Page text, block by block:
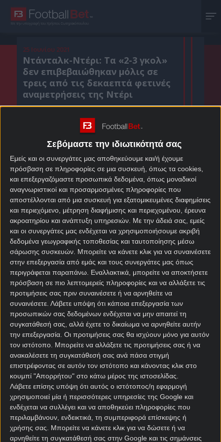
Σεβόμαστε την ιδιωτικότητά σας
Εμείς και οι συνεργάτες μας αποθηκεύουμε και/ή έχουμε
πρόσβαση σε πληροφορίες σε μια συσκευή, όπως τα cookies,
και επεξεργαζόμαστε προσωπικά δεδομένα, όπως μοναδικοί
αναγνωριστικοί και προσαρμοσμένες πληροφορίες που
αποστέλλονται από μια συσκευή για εξατομικευμένες διαφημίσεις
και περιεχόμενο, μέτρηση διαφήμισης και περιεχομένου, έρευνα
ακροατηρίου και ανάπτυξη υπηρεσιών. Με την άδειά σας, εμείς
και οι συνεργάτες μας ενδέχεται να χρησιμοποιήσουμε ακριβή
δεδομένα γεωγραφικής τοποθεσίας και ταυτοποίησης μέσω
σάρωσης συσκευών. Μπορείτε να κάνετε κλικ για να συναινέσετε
στην επεξεργασία από εμάς και τους συνεργάτες μας όπως
περιγράφεται παραπάνω. Εναλλακτικά, μπορείτε να αποκτήσετε
πρόσβαση σε πιο λεπτομερείς πληροφορίες και να αλλάξετε τις
προτιμήσεις σας πριν συναινέσετε ή να αρνηθείτε να
συναινέσετε. Λάβετε υπόψη ότι κάποια επεξεργασία των
προσωπικών σας δεδομένων ενδέχεται να μην απαιτεί τη
συγκατάθεσή σας, αλλά έχετε το δικαίωμα να αρνηθείτε αυτήν
την επεξεργασία. Οι προτιμήσεις σας θα ισχύουν μόνο για αυτόν
τον ιστότοπο. Μπορείτε να αλλάξετε τις προτιμήσεις σας ή να
ανακαλέσετε τη συγκατάθεσή σας ανά πάσα στιγμή
επιστρέφοντας σε αυτόν τον ιστότοπο και κάνοντας κλικ στο
κουμπί "Απορρήτου" στο κάτω μέρος της ιστοσελίδας.
Λάβετε επίσης υπόψη ότι αυτός ο ιστότοπος/η εφαρμογή
χρησιμοποιεί μία ή περισσότερες υπηρεσίες της Google και
ενδέχεται να συλλέγει και να αποθηκεύει πληροφορίες που
περιλαμβάνουν, ενδεικτικά, τη συμπεριφορά επίσκεψης ή
χρήσης σας. Μπορείτε να κάνετε κλικ για να δώσετε ή να
αρνηθείτε τη συγκατάθεσή σας στην Google και τις σημάνσεις
Με την υπογραφή του Χρήστου Σωτηρακόπουλου
25 Ιουνίου 2021
Ντάνταλκ-Ντέρι: Τα «2-3 γκολ»
δεν επιβεβαιώθηκαν μόλις σε
τρεις από τις δεκαεπτά φετινές
αναμετρήσεις της Ντέρι
Κοιν. :
Πρόσθεσε το Footballbet.gr στην Google
ΣΤΟΙΧΗΜΑΤΙΚΕΣ ΠΡΟΣΦΟΡΕΣ *
Αρχική Σελίδα
Χρήστος Σωτηρακόπουλος
Προγνωστικά
Βαθμολογίες - Στατιστικά
Κουπόνι
Πρόγραμμα TV
Προσφορές*
Για όλες τιςΠροσφορές: *Ισχύουν όροι και